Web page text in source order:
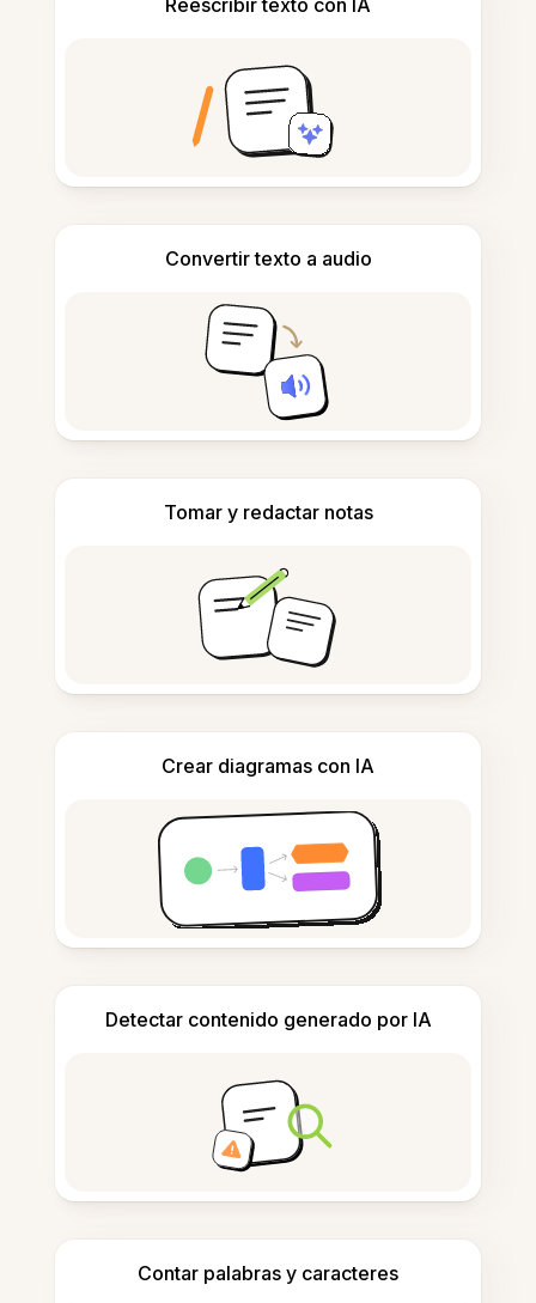
Reescribir texto con IA
Convertir texto a audio
Tomar y redactar notas
Crear diagramas con IA
Detectar contenido generado por IA
Contar palabras y caracteres